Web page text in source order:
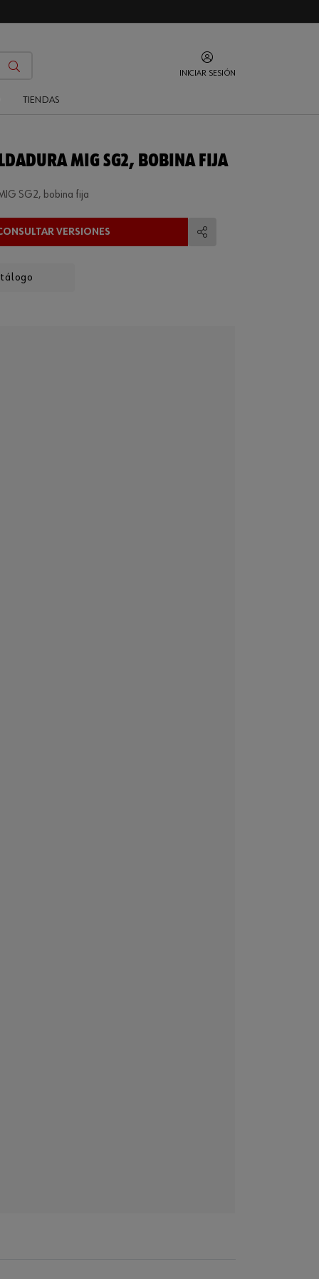
INICIAR SESIÓN
TIENDAS
MIG SG2, BOBINA FIJA
SG2, bobina fija
VERSIONES
Compartir